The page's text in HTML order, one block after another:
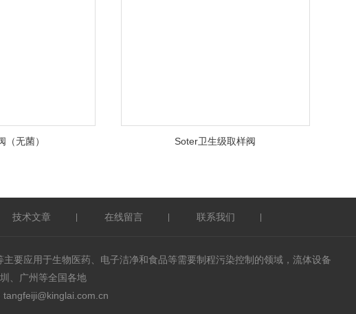
（无菌） Soter卫生级取样阀
技术文章 在线留言 联系我们
要应用于生物医药、电子洁净和食品等需要制程污染控制的领域，流体设备
、广州等全国各地